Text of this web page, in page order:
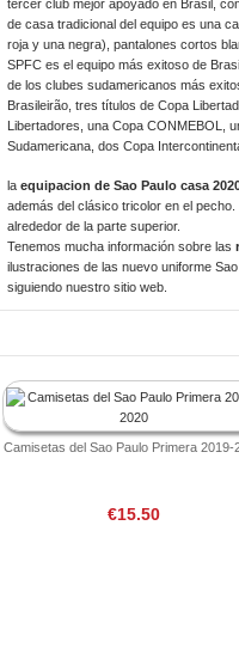
tercer club mejor apoyado en Brasil,
de casa tradicional del equipo es una
roja y una negra), pantalones cortos
SPFC es el equipo más exitoso de
de los clubes sudamericanos más
Brasileirão, tres títulos de Copa
Libertadores, una Copa CONMEBOL,
Sudamericana, dos Copa
la equipacion de Sao Paulo casa
además del clásico tricolor en el
alrededor de la parte superior.
Tenemos mucha información sobre las
ilustraciones de las nuevo uniforme
siguiendo nuestro sitio web.
Camisetas del Sao Paulo Primera 2019-
€15.50